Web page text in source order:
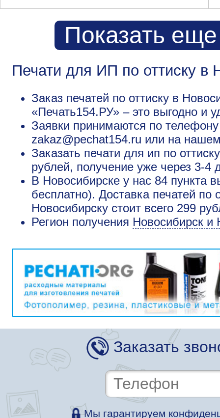
Показать
Печати для ИП по оттиску в
Заказ печатей по оттиску в
«Печать154.РУ» – это выгодно и
Заявки принимаются по
zakaz@pechat154.ru или на
Заказать печати для ип по
рублей, получение уже через 3-4
В Новосибирске у нас 84 пункта
бесплатно). Доставка печатей по
Новосибирску стоит всего 299
Регион получения Новосибирск и
Заказать
Мы гарантируем